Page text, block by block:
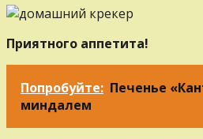
Приятного аппетита!
Попробуйте: Печенье
миндалем